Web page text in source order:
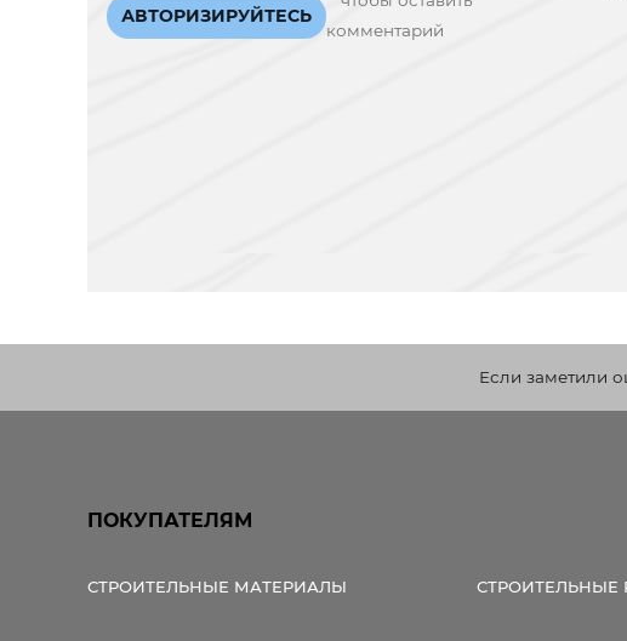
АВТОРИЗИРУЙТЕСЬ
комментарий
Если заметили
ПОКУПАТЕЛЯМ
СТРОИТЕЛЬНЫЕ МАТЕРИАЛЫ СТРОИТЕЛЬНЫЕ